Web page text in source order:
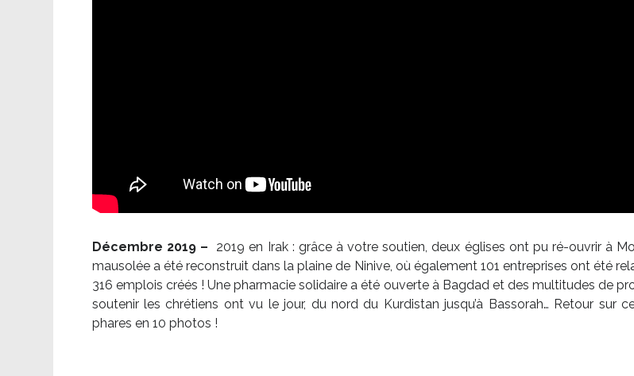
Décembre 2019 – 2019 en Irak : grâce à votre soutien, deux églises ont pu ré-ouvrir à
mausolée a été reconstruit dans la plaine de Ninive, où également 101 entreprises ont été
316 emplois créés ! Une pharmacie solidaire a été ouverte à Bagdad et des multitudes de
soutenir les chrétiens ont vu le jour, du nord du Kurdistan jusqu’à Bassorah… Retour sur
phares en 10 photos !